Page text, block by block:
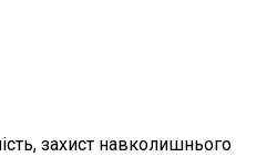
захист навколишнього